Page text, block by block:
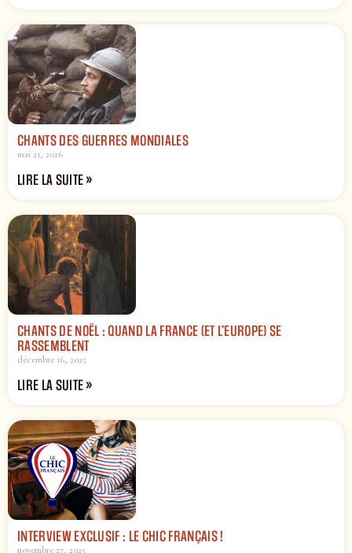
CHANTS DES GUERRES MONDIALES
mai 21, 2026
LIRE LA SUITE »
CHANTS DE NOËL : QUAND LA FRANCE (ET L’EUROPE) SE
RASSEMBLENT
décembre 16, 2025
LIRE LA SUITE »
INTERVIEW EXCLUSIF : LE CHIC FRANÇAIS !
novembre 27, 2025